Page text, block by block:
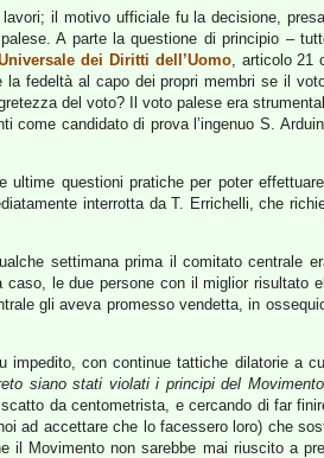
il motivo ufficiale fu la decisione,
A parte la questione di principio –
dei Diritti dell’Uomo, articolo 21
fedeltà al capo dei propri membri se il
del voto? Il voto palese era
candidato di prova l’ingenuo S.
questioni pratiche per poter
interrotta da T. Errichelli, che
settimana prima il comitato centrale
le due persone con il miglior risultato
gli aveva promesso vendetta, in
impedito, con continue tattiche dilatorie
siano stati violati i principi del
da centometrista, e cercando di far
ad accettare che lo facessero loro) che
Movimento non sarebbe mai riuscito a